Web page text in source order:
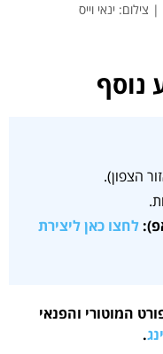
ינאי וייס
נוסף
הצפון).
לחצו כאן ליצירת
המוטורי והפנאי
.